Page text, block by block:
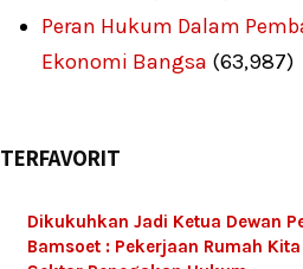
Peran Hukum Dalam
Ekonomi Bangsa (63,987)
TERFAVORIT
Dikukuhkan Jadi Ketua Dewan
Bamsoet : Pekerjaan Rumah